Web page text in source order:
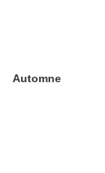
Automne